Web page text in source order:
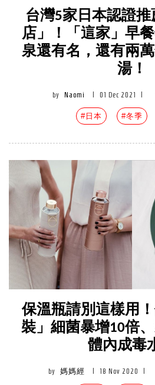
台灣5家日本認證
店」！「這家」早
泉還有名，還有兩
湯！
by Naomi 01 Dec 2021
#日本 #冬季
保溫瓶請別這樣用
裝」細菌暴增10倍
體內成毒
by 媽媽經 18 Nov 2020